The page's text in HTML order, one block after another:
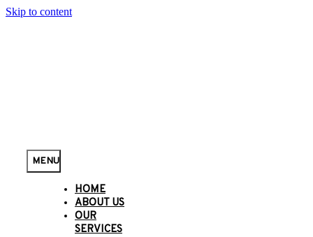
Skip to content
MENU
HOME
ABOUT US
OUR
SERVICES